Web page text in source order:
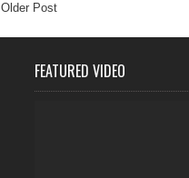
Older Post
FEATURED VIDEO